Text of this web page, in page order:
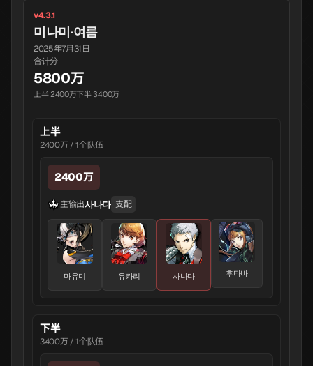
v4.3.1
미나미·여름
2025年7月31日
合计分
5800万
上半 2400万下半 3400万
上半
2400万 / 1个队伍
2400万
主输出사나다 支配
마유미 유카리 사나다 후타바
下半
3400万 / 1个队伍